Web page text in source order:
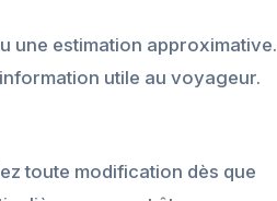
une estimation approximative.
utile au voyageur.
toute modification dès que